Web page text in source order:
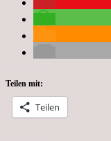
Teilen mit:
Teilen